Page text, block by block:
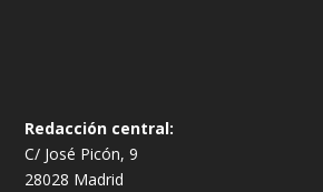
Redacción central:
C/ José Picón, 9
28028 Madrid